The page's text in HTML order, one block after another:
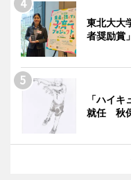
東北大大
者奨励賞
「ハイ
就任 秋